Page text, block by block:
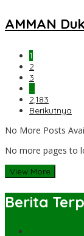
AMMAN
1
2
3
…
2,183
Berikutnya
No More Posts
No more pages to
View More
Berita